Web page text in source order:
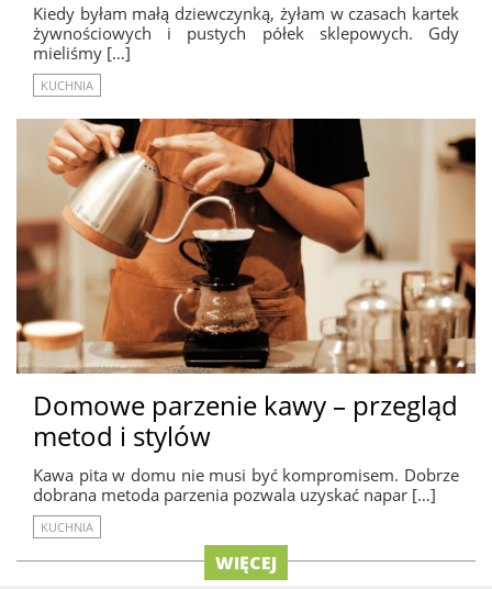
Kiedy byłam małą dziewczynką, żyłam w czasach kartek
żywnościowych i pustych półek sklepowych. Gdy
mieliśmy […]
KUCHNIA
Domowe parzenie kawy – przegląd
metod i stylów
Kawa pita w domu nie musi być kompromisem. Dobrze
dobrana metoda parzenia pozwala uzyskać napar […]
KUCHNIA
WIĘCEJ